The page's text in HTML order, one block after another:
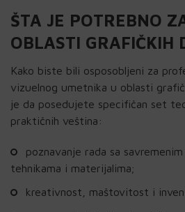
ŠTA JE POTREBNO
OBLASTI GRAFIČKIH
Kako biste bili osposobljeni za
vizuelnog umetnika u oblasti
je da posedujete specifičan set
praktičnih veština:
poznavanje rada sa
tehnikama i materijalima;
kreativnost, maštovitost i